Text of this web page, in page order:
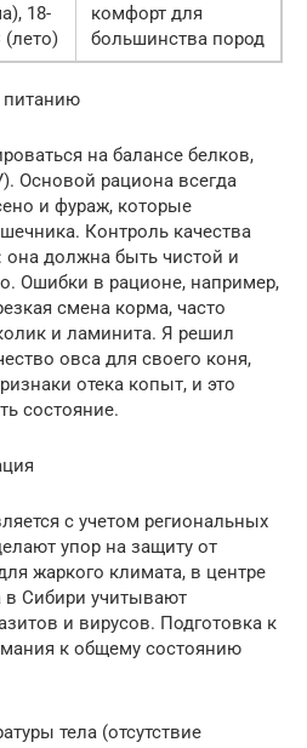
18-
(лето)
комфорт для
большинства пород
питанию
на балансе белков,
Основой рациона всегда
и фураж, которые
Контроль качества
должна быть чистой и
Ошибки в рационе, например,
смена корма, часто
и ламинита. Я решил
овса для своего коня,
отека копыт, и это
состояние.
с учетом региональных
упор на защиту от
жаркого климата, в центре
в Сибири учитывают
и вирусов. Подготовка к
к общему состоянию
тела (отсутствие